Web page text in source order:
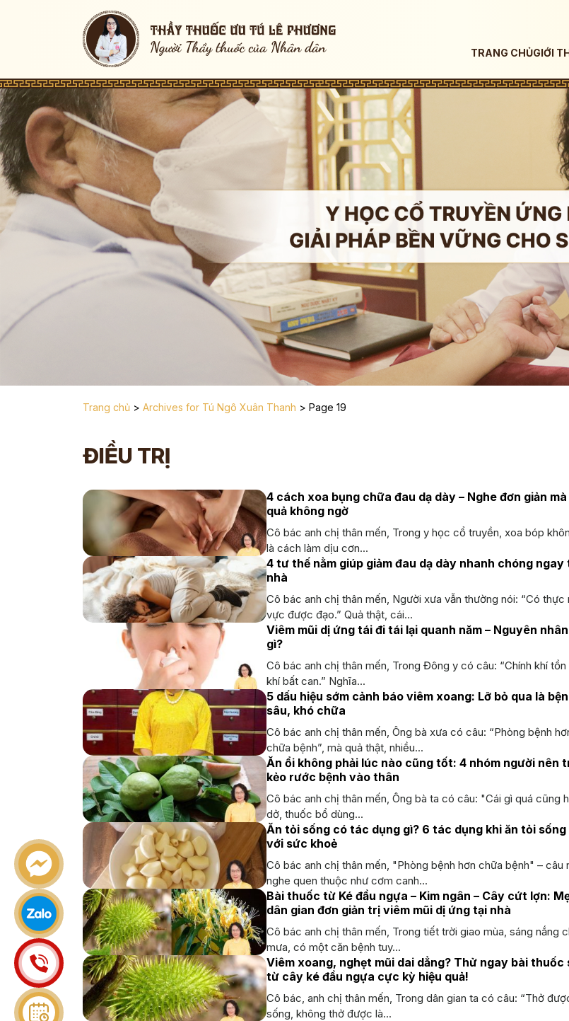
TRANG CHỦGIỚI
Trang chủ > Archives for Tú Ngô Xuân Thanh > Page 19
ĐIỀU TRỊ
4 cách xoa bụng chữa đau dạ dày – Nghe đơn giản mà
quả không ngờ
Cô bác anh chị thân mến, Trong y học cổ truyền, xoa bóp
là cách làm dịu cơn...
4 tư thế nằm giúp giảm đau dạ dày nhanh chóng ngay
nhà
Cô bác anh chị thân mến, Người xưa vẫn thường nói: “Có thực
vực được đạo.” Quả thật, cái...
Viêm mũi dị ứng tái đi tái lại quanh năm – Nguyên
gì?
Cô bác anh chị thân mến, Trong Đông y có câu: “Chính khí tồn
khí bất can.” Nghĩa...
5 dấu hiệu sớm cảnh báo viêm xoang: Lỡ bỏ qua là
sâu, khó chữa
Cô bác anh chị thân mến, Ông bà xưa có câu: “Phòng bệnh
chữa bệnh”, mà quả thật, nhiều...
Ăn ổi không phải lúc nào cũng tốt: 4 nhóm người nên
kẻo rước bệnh vào thân
Cô bác anh chị thân mến, Ông bà ta có câu: "Cái gì quá cũng
dở, thuốc bổ dùng...
Ăn tỏi sống có tác dụng gì? 6 tác dụng khi ăn tỏi sống
với sức khoẻ
Cô bác anh chị thân mến, "Phòng bệnh hơn chữa bệnh" – câu
nghe quen thuộc như cơm canh...
Bài thuốc từ Ké đầu ngựa – Kim ngân – Cây cứt lợn:
dân gian đơn giản trị viêm mũi dị ứng tại nhà
Cô bác anh chị thân mến, Trong tiết trời giao mùa, sáng nắng
mưa, có một căn bệnh tuy...
Viêm xoang, nghẹt mũi dai dẳng? Thử ngay bài thuốc
từ cây ké đầu ngựa cực kỳ hiệu quả!
Cô bác, anh chị thân mến, Trong dân gian ta có câu: “Thở
sống, không thở được là...